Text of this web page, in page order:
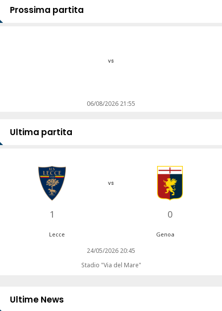
Prossima partita
vs
06/08/2026 21:55
Ultima partita
1
vs
0
Lecce Genoa
24/05/2026 20:45
Stadio "Via del Mare"
Ultime News